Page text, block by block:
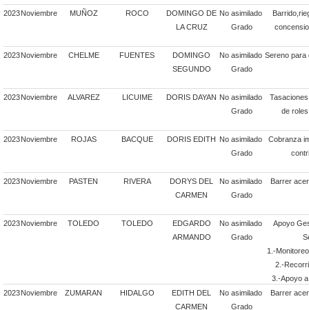
2023Noviembre MUÑOZ ROCO
DOMINGO DE
LA CRUZ
No asimilado
Grado
2023Noviembre CHELME FUENTES
DOMINGO
SEGUNDO
No asimilado
Grado
Sereno para
2023Noviembre ALVAREZ LICUIME DORIS DAYAN No asimilado
Grado
de
2023Noviembre ROJAS BACQUE DORIS EDITH No asimilado
Grado
Cobranza
2023Noviembre PASTEN RIVERA
DORYS DEL
CARMEN
No asimilado
Grado
Barrer
2023Noviembre TOLEDO TOLEDO
EDGARDO
ARMANDO
No asimilado
Grado
Apoyo
1.-
2.-
3.-Apoyo
2023Noviembre ZUMARAN HIDALGO
EDITH DEL
CARMEN
No asimilado
Grado
Barrer